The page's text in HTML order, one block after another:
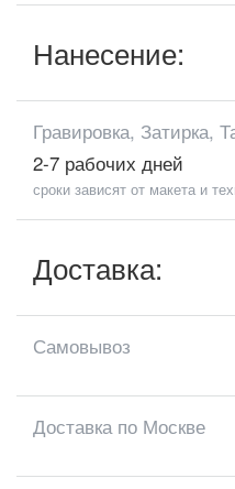
Нанесение:
Гравировка, Затирка,
2-7 рабочих дней
сроки зависят от макета и
Доставка:
Самовывоз
Доставка по Москве